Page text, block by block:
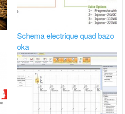
Schema electrique quad bazo
oka